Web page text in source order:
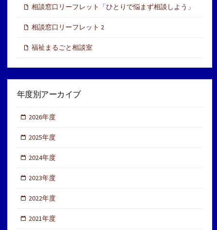
相談窓口リーフレット「ひとりで悩まず相談しよう」
相談窓口リーフレット 2
福祉まるごと相談室
年度別アーカイブ
2026年度
2025年度
2024年度
2023年度
2022年度
2021年度